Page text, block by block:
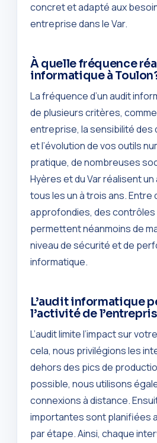
concret et adapté aux
entreprise dans le Var.
À quelle fréquence
informatique à
La fréquence d’un audit
de plusieurs critères,
entreprise, la sensibilité
et l’évolution de vos outils
pratique, de nombreuses
Hyères et du Var réalisent
tous les un à trois ans. Entre
approfondies, des contrôles
permettent néanmoins de
niveau de sécurité et de
informatique.
L’audit informatique
l’activité de
L’audit limite l’impact sur
cela, nous privilégions les
dehors des pics de
possible, nous utilisons
connexions à distance.
importantes sont planifiées
par étape. Ainsi, chaque